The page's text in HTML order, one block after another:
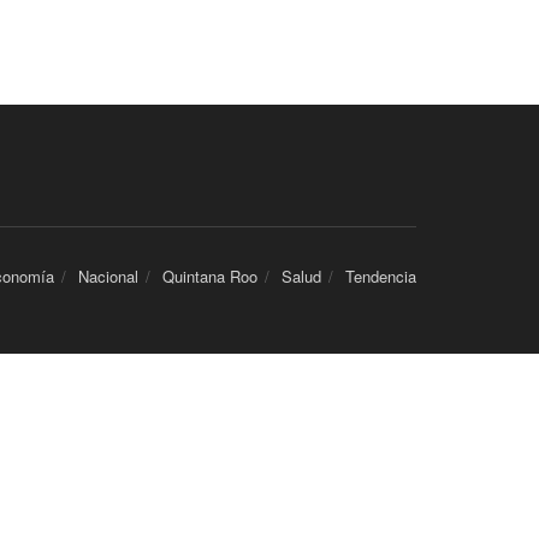
Nacional Quintana Roo Salud Tendencia